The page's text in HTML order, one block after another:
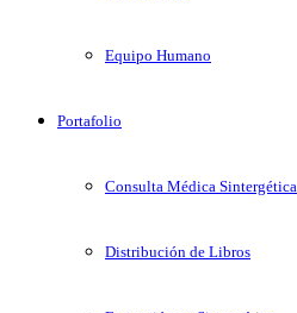
Equipo Humano
Portafolio
Consulta Médica Sintergética
Distribución de Libros